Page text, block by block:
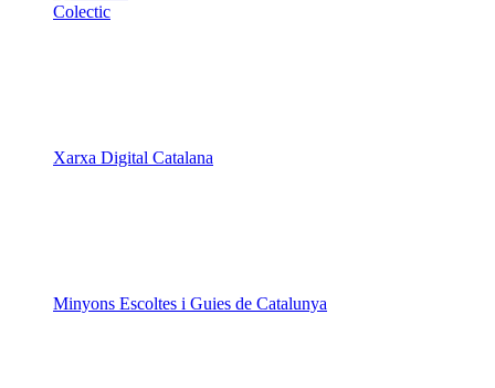
Colectic
Xarxa Digital Catalana
Minyons Escoltes i Guies de Catalunya